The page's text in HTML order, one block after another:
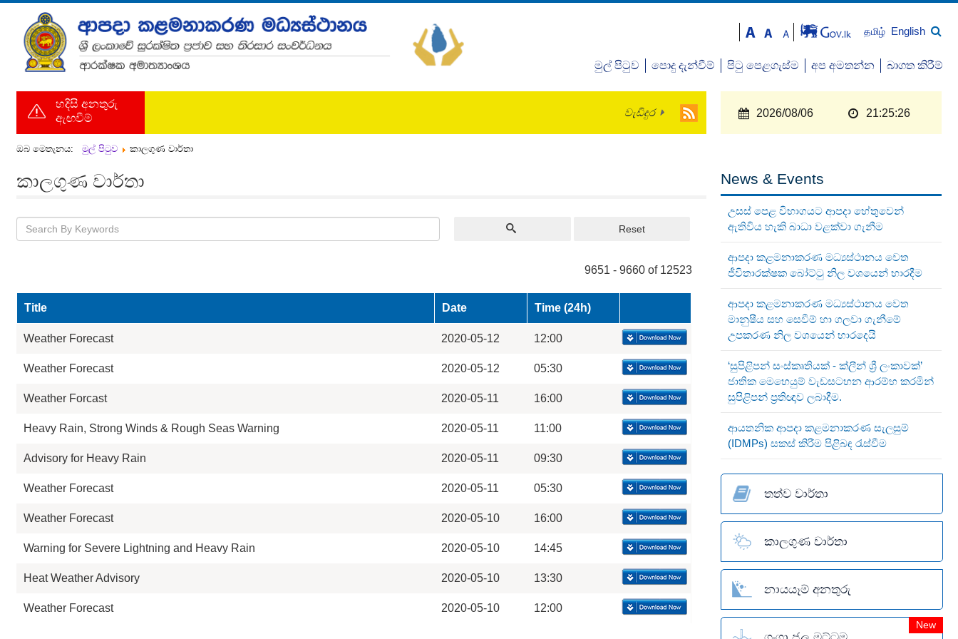
தமிழ் English
මුල් පිටුව පොදු දැන්වීම් පිටු පෙළගැස්ම අප අමතන්න බාගත කිරීම්
හදිසි අනතුරු
ඇඟවීම්
වැඩිදුර 2026/08/06 21:25:26
ඔබ මෙතැනය: මුල් පිටුව කාලගුණ වාර්තා
කාලගුණ වාර්තා
Reset
9651 - 9660 of 12523
Title Date Time (24h)
Weather Forecast 2020-05-12 12:00
Weather Forecast 2020-05-12 05:30
Weather Forcast 2020-05-11 16:00
Heavy Rain, Strong Winds & Rough Seas Warning 2020-05-11 11:00
Advisory for Heavy Rain 2020-05-11 09:30
Weather Forecast 2020-05-11 05:30
Weather Forecast 2020-05-10 16:00
Warning for Severe Lightning and Heavy Rain 2020-05-10 14:45
Heat Weather Advisory 2020-05-10 13:30
Weather Forecast 2020-05-10 12:00
News & Events
උසස් පෙළ විභාගයට ආපදා හේතුවෙන්
ඇතිවිය හැකි බාධා වළක්වා ගැනීම
ආපදා කළමනාකරණ මධ්‍යස්ථානය වෙත
ජීවිතාරක්ෂක බෝට්ටු නිල වශයෙන් භාරදීම
ආපදා කළමනාකරණ මධ්‍යස්ථානය වෙත
මානුෂීය සහ සෙවීම් හා ගලවා ගැනීමේ
උපකරණ නිල වශයෙන් භාරදෙයි
‘සුපිළිපන් සංස්කෘතියක් - ක්ලීන් ශ්‍රී ලංකාවක්’
ජාතික මෙහෙයුම් වැඩසටහන ආරම්භ කරමින්
සුපිළිපන් ප්‍රතිඥාව ලබාදීම.
ආයතනික ආපදා කළමනාකරණ සැලසුම්
(IDMPs) සකස් කිරීම පිළිබඳ රැස්වීම
තත්ව වාර්තා
කාලගුණ වාර්තා
නායයෑම් අනතුරු
New